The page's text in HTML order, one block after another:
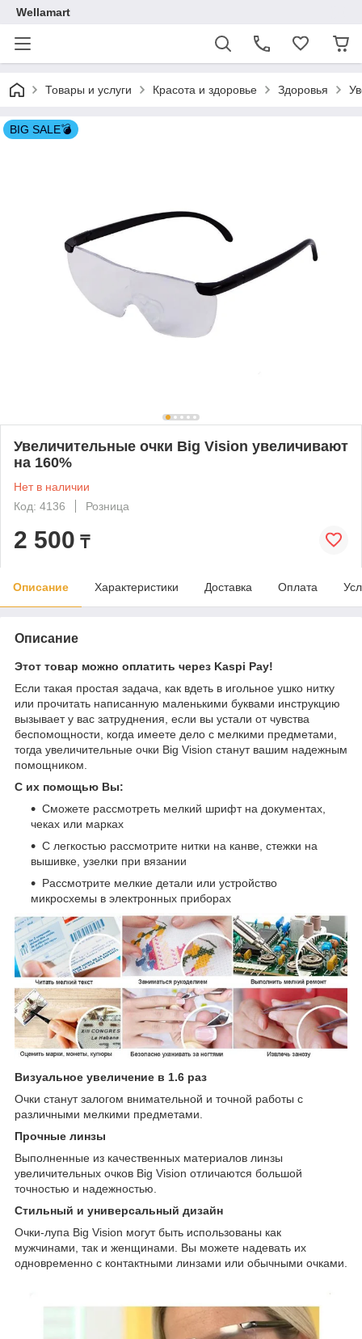
Wellamart
Товары и услуги Красота и здоровье Здоровья
BIG SALE💣
Увеличительные очки Big Vision увеличивают
на 160%
Нет в наличии
Код: 4136
Розница
2 500 ₸
Описание Характеристики Доставка Оплата
Описание
Этот товар можно оплатить через Kaspi Pay!
Если такая простая задача, как вдеть в игольное ушко нитку
или прочитать написанную маленькими буквами инструкцию
вызывает у вас затруднения, если вы устали от чувства
беспомощности, когда имеете дело с мелкими предметами,
тогда увеличительные очки Big Vision станут вашим надежным
помощником.
С их помощью Вы:
Сможете рассмотреть мелкий шрифт на документах,
чеках или марках
С легкостью рассмотрите нитки на канве, стежки на
вышивке, узелки при вязании
Рассмотрите мелкие детали или устройство
микросхемы в электронных приборах
Визуальное увеличение в 1.6 раз
Очки станут залогом внимательной и точной работы с
различными мелкими предметами.
Прочные линзы
Выполненные из качественных материалов линзы
увеличительных очков Big Vision отличаются большой
точностью и надежностью.
Стильный и универсальный дизайн
Очки-лупа Big Vision могут быть использованы как
мужчинами, так и женщинами. Вы можете надевать их
одновременно с контактными линзами или обычными очками.